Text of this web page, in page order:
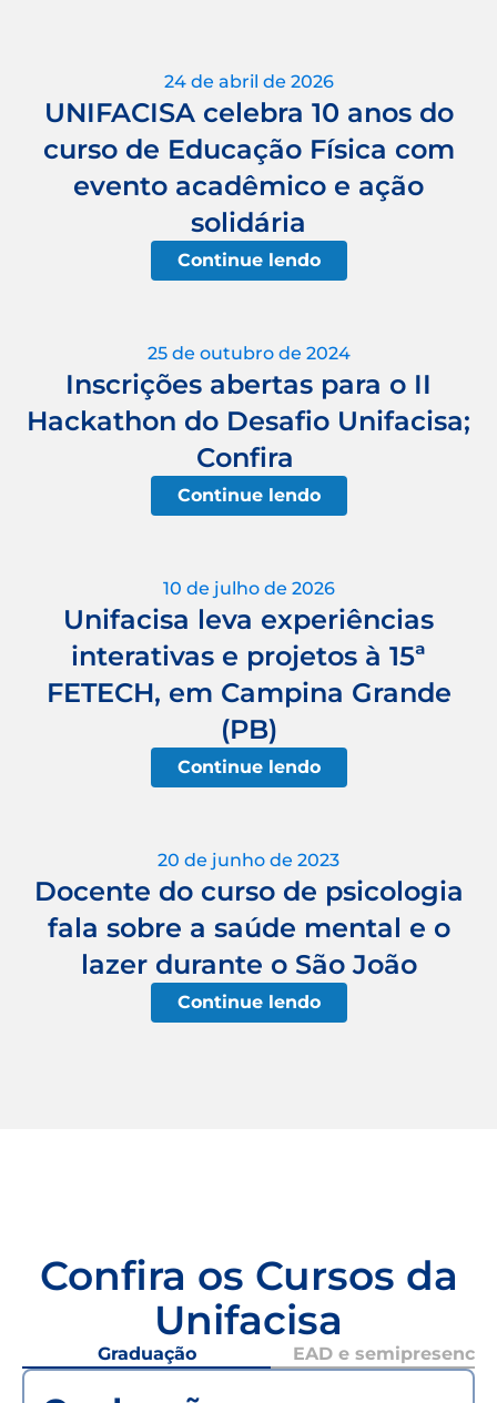
24 de abril de 2026
UNIFACISA celebra 10 anos do
curso de Educação Física com
evento acadêmico e ação
solidária
Continue lendo
25 de outubro de 2024
Inscrições abertas para o II
Hackathon do Desafio Unifacisa;
Confira
Continue lendo
10 de julho de 2026
Unifacisa leva experiências
interativas e projetos à 15ª
FETECH, em Campina Grande
(PB)
Continue lendo
20 de junho de 2023
Docente do curso de psicologia
fala sobre a saúde mental e o
lazer durante o São João
Continue lendo
Confira os Cursos da
Unifacisa
Graduação EAD e semipresencial